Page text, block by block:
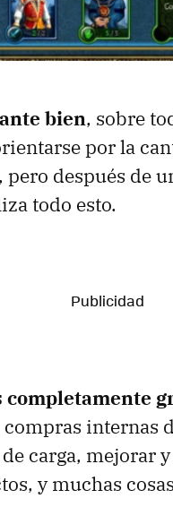
bien, sobre
por la
después de
todo esto.
completamente
internas
carga,
y muchas